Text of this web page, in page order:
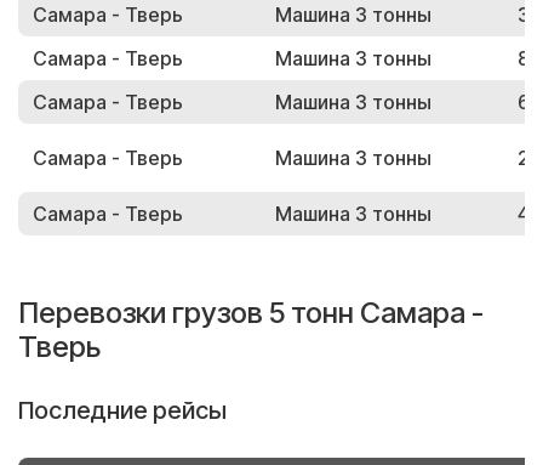
Самара - Тверь
Машина 3 тонны
Самара - Тверь
Машина 3 тонны
Самара - Тверь
Машина 3 тонны
Самара - Тверь Машина 3 тонны
Самара - Тверь Машина 3 тонны
Перевозки грузов 5 тонн Самара -
Тверь
Последние рейсы